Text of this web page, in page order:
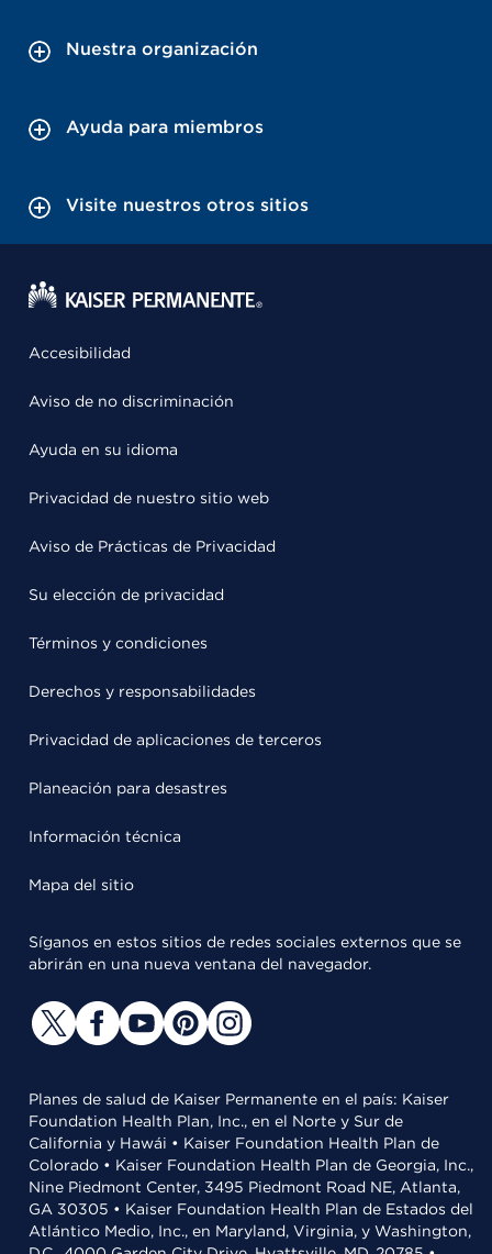
Nuestra organización
Ayuda para miembros
Visite nuestros otros sitios
Accesibilidad
Aviso de no discriminación
Ayuda en su idioma
Privacidad de nuestro sitio web
Aviso de Prácticas de Privacidad
Su elección de privacidad
Términos y condiciones
Derechos y responsabilidades
Privacidad de aplicaciones de terceros
Planeación para desastres
Información técnica
Mapa del sitio
Síganos en estos sitios de redes sociales externos que se
abrirán en una nueva ventana del navegador.
Planes de salud de Kaiser Permanente en el país: Kaiser
Foundation Health Plan, Inc., en el Norte y Sur de
California y Hawái • Kaiser Foundation Health Plan de
Colorado • Kaiser Foundation Health Plan de Georgia, Inc.,
Nine Piedmont Center, 3495 Piedmont Road NE, Atlanta,
GA 30305 • Kaiser Foundation Health Plan de Estados del
Atlántico Medio, Inc., en Maryland, Virginia, y Washington,